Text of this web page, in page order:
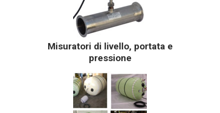
Misuratori di livello, portata e
pressione